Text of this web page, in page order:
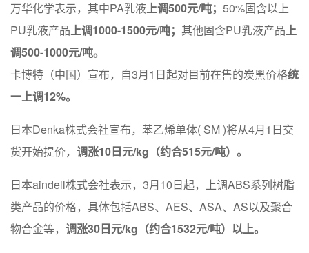
万华化学表示，其中PA乳液上调500元/吨； 50%固含以上
PU乳液产品上调1000-1500元/吨； 其他固含PU乳液产品上
调500-1000元/吨。
卡博特（中国）宣布，自3月1日起对目前在售的炭黑价格统
一上调12%。
日本Denka株式会社宣布，苯乙烯单体( SM )将从4月1日交
货开始提价， 调涨10日元/kg（约合515元/吨）。
日本aindell株式会社表示，3月10日起，上调ABS系列树脂
类产品的价格，具体包括ABS、AES、ASA、AS以及聚合
物合金等， 调涨30日元/kg（约合1532元/吨）以上。